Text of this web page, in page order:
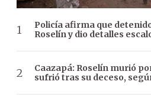
Policía afirma que
Roselín y dio detalles
Caazapá: Roselín murió
sufrió tras su deceso,